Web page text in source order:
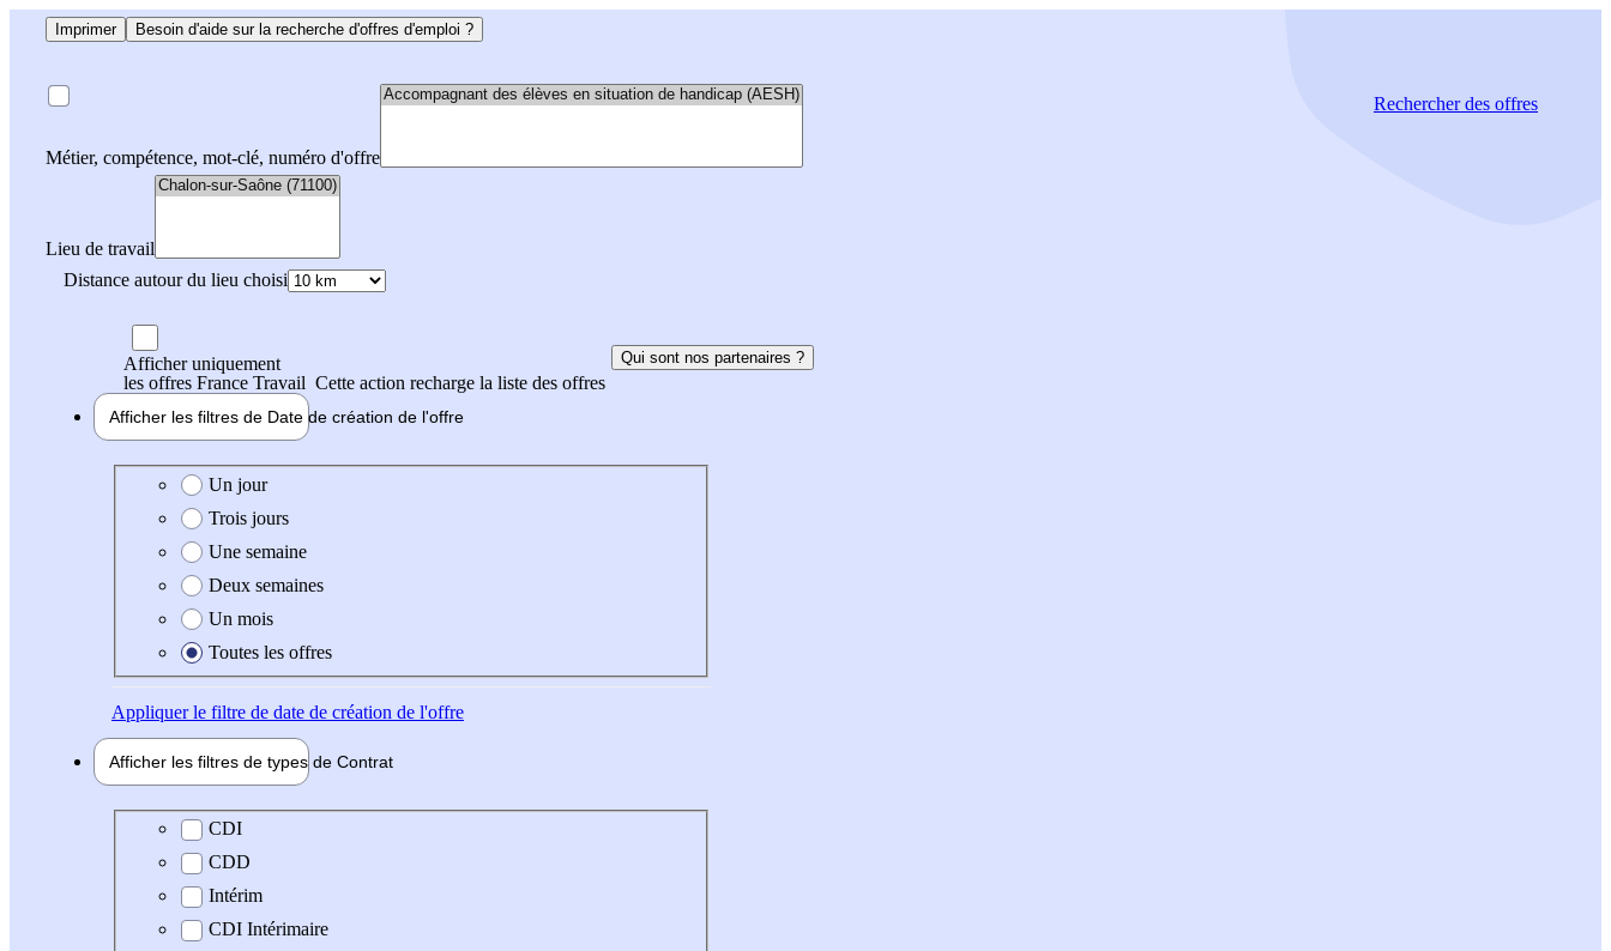
Imprimer Besoin d'aide sur la recherche d'offres d'emploi ?
Métier, compétence, mot-clé, numéro d'offre
Lieu de travail
Distance autour du lieu choisi
Rechercherdes offres
Afficher uniquement
les offres France Travail Cette action recharge la liste des offres
Qui sont nos partenaires ?
Afficher les filtres de Date de création de l'offre
Date de création de l'offre
Un jour
Trois jours
Une semaine
Deux semaines
Un mois
Toutes les offres
Appliquerle filtre de date de création de l'offre
Afficher les filtres de types de Contrat
Type de contrat
CDI
CDD
Intérim
CDI Intérimaire